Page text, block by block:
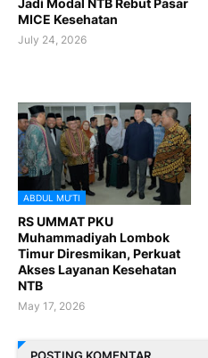
Jadi Modal NTB Rebut Pasar
MICE Kesehatan
July 24, 2026
ABDUL MU’TI
RS UMMAT PKU
Muhammadiyah Lombok
Timur Diresmikan, Perkuat
Akses Layanan Kesehatan
NTB
May 17, 2026
POSTING KOMENTAR